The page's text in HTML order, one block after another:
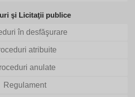
şi Licitaţii publice
în desfăşurare
atribuite
anulate
Regulament